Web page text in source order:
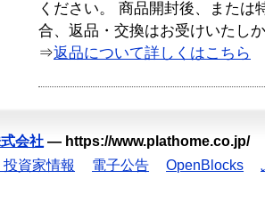
ください。 商品開封後、または
合、返品・交換はお受けいたし
⇒返品について詳しくはこちら
会社 — https://www.plathome.co.jp/
資家情報 電子公告 OpenBlocks